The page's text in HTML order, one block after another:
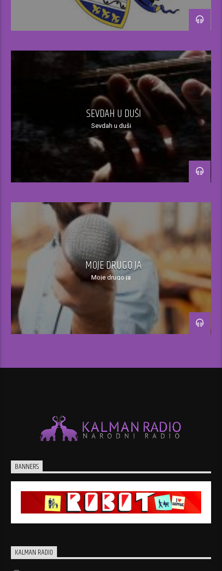
na putevima, najava aktuelnih dešavanja u
bh gradovima, nagradne igre, korisne
informacije i savjeti…
Berza rada, mali oglasi, reklamni oglasi
želja slušatelja, gosti u studiju…
15.00 – 16.00
Aktuelnosti iz naše zemlje, zanimljivosti
iz svijeta, “Sarajevske vijesti”
Prilozi i aktuelne informacije, razgovori s
povodom…
SEVDAH U DUŠI
Sevdah u duši
MOJE DRUGO JA
Moje drugo ja
BANNERS
KALMAN RADIO